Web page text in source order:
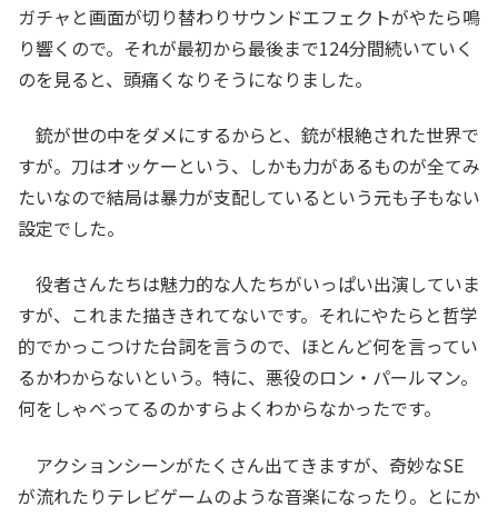
ガチャと画面が切り替わりサウンドエフェクトがやたら鳴
り響くので。それが最初から最後まで124分間続いていく
のを見ると、頭痛くなりそうになりました。
銃が世の中をダメにするからと、銃が根絶された世界で
すが。刀はオッケーという、しかも力があるものが全てみ
たいなので結局は暴力が支配しているという元も子もない
設定でした。
役者さんたちは魅力的な人たちがいっぱい出演していま
すが、これまた描ききれてないです。それにやたらと哲学
的でかっこつけた台詞を言うので、ほとんど何を言ってい
るかわからないという。特に、悪役のロン・パールマン。
何をしゃべってるのかすらよくわからなかったです。
アクションシーンがたくさん出てきますが、奇妙なSE
が流れたりテレビゲームのような音楽になったり。とにか